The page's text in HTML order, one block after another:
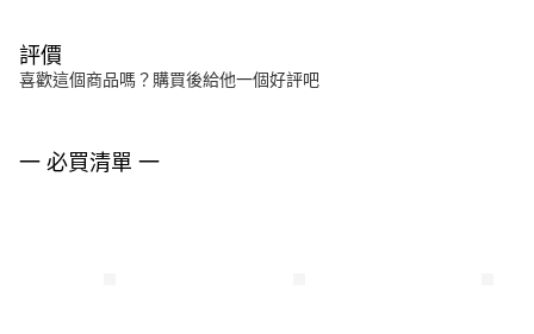
評價
喜歡這個商品嗎？購買後給他一個好評吧
一 必買清單 一